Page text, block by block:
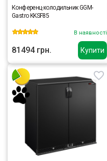
Купити
Конференц-холодильник GGM-
Gastro KKSF85
В наявності
81494 грн.